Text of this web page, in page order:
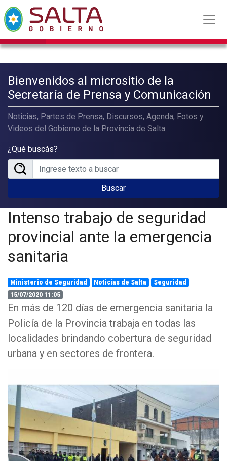
Bienvenidos al micrositio de la
Secretaría de Prensa y Comunicación
Noticias, Partes de Prensa, Discursos, Agenda, Fotos y
Videos del Gobierno de la Provincia de Salta.
¿Qué buscás?
Buscar
Intenso trabajo de seguridad
provincial ante la emergencia
sanitaria
Ministerio de Seguridad Noticias de Salta
Seguridad
15/07/2020 11:05
En más de 120 días de emergencia sanitaria la
Policía de la Provincia trabaja en todas las
localidades brindando cobertura de seguridad
urbana y en sectores de frontera.